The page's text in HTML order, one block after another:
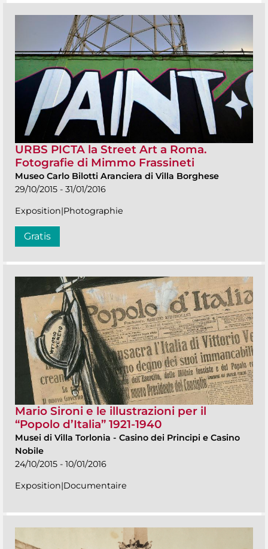
URBS PICTA la Street Art a Roma.
Fotografie di Mimmo Frassineti
Museo Carlo Bilotti Aranciera di Villa Borghese
29/10/2015 - 31/01/2016
Exposition|Photographie
Gratis
Mario Sironi e le illustrazioni per il
“Popolo d’Italia” 1921-1940
Musei di Villa Torlonia - Casino dei Principi e Casino
Nobile
24/10/2015 - 10/01/2016
Exposition|Documentaire